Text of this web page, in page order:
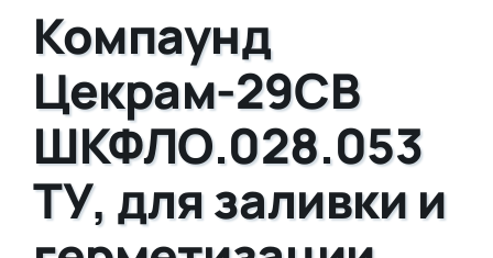
Компаунд
Цекрам-29СВ
ШКФЛО.028.053
ТУ, для заливки и